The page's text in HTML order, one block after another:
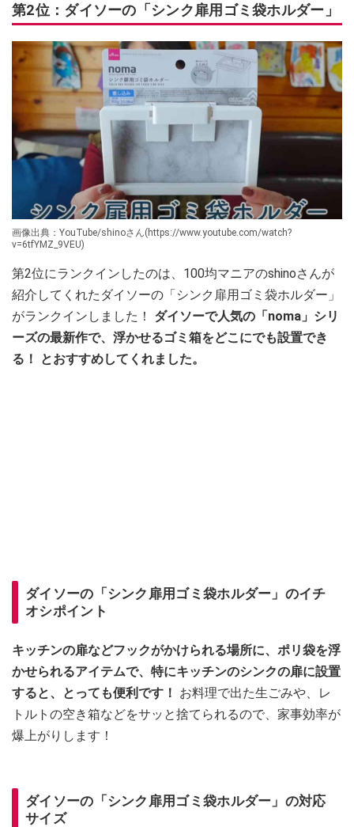
第2位：ダイソーの「シンク扉用ゴミ袋ホルダー」
画像出典：YouTube/shinoさん(https://www.youtube.com/watch?
v=6tfYMZ_9VEU)
第2位にランクインしたのは、100均マニアのshinoさんが
紹介してくれたダイソーの「シンク扉用ゴミ袋ホルダー」
がランクインしました！ ダイソーで人気の「noma」シリ
ーズの最新作で、浮かせるゴミ箱をどこにでも設置でき
る！ とおすすめしてくれました。
ダイソーの「シンク扉用ゴミ袋ホルダー」のイチ
オシポイント
キッチンの扉などフックがかけられる場所に、ポリ袋を浮
かせられるアイテムで、特にキッチンのシンクの扉に設置
すると、とっても便利です！ お料理で出た生ごみや、レ
トルトの空き箱などをサッと捨てられるので、家事効率が
爆上がりします！
ダイソーの「シンク扉用ゴミ袋ホルダー」の対応
サイズ